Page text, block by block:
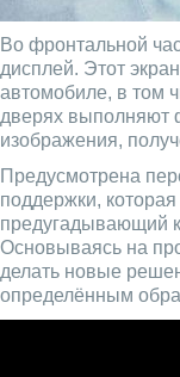
Во фронтальной
дисплей. Этот
автомобиле, в том
дверях выполняют
изображения,
Предусмотрена
поддержки,
предугадывающий
Основываясь на
делать новые
определённым